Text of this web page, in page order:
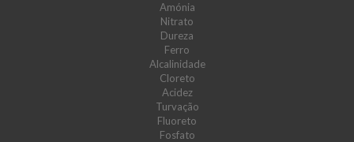
Amónia
Nitrato
Dureza
Ferro
Alcalinidade
Cloreto
Acidez
Turvação
Fluoreto
Fosfato